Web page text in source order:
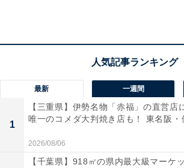
ルフォンスの波乱に満ちた冒険と成長
い二人は母親を生き返らせるために“錬
エドワードは体の一部を、アルフォン
い、魂を鎧に定着させた体になってし
ワードは国家錬金術師となり“鋼”の二
ったすべてを取り戻すため、兄弟の絶
者の石”を探す壮大な冒険の旅が今、
最新 一週間
1
【三重県】伊勢名物「赤福」の直営店
唯一のコメダ大判焼き店も！ 東名阪・
2026/08/06
【千葉県】918㎡の県内最大級マーケ